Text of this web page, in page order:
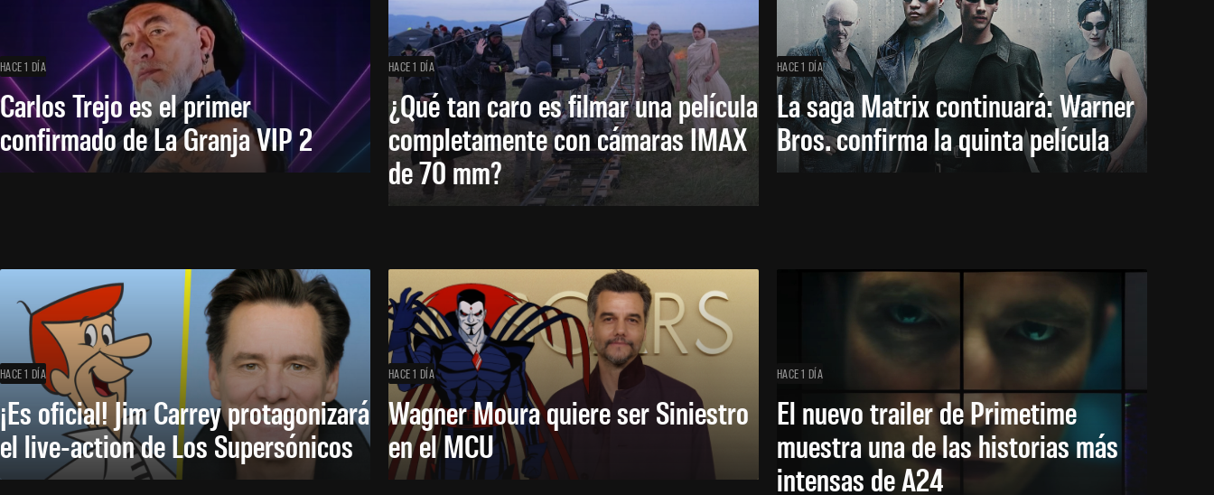
HACE 1 DÍA
Carlos Trejo es el primer
confirmado de La Granja VIP 2
HACE 1 DÍA
¿Qué tan caro es filmar una película
completamente con cámaras IMAX
de 70 mm?
HACE 1 DÍA
La saga Matrix continuará: Warner
Bros. confirma la quinta película
HACE 1 DÍA
¡Es oficial! Jim Carrey protagonizará
el live-action de Los Supersónicos
HACE 1 DÍA
Wagner Moura quiere ser Siniestro
en el MCU
HACE 1 DÍA
El nuevo trailer de Primetime
muestra una de las historias más
intensas de A24